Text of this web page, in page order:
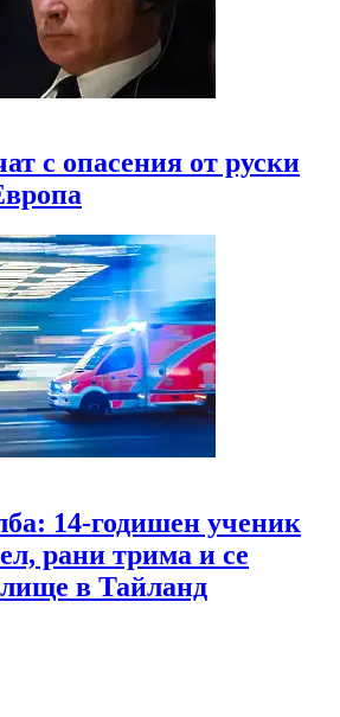
с опасения от руски
14-годишен ученик
рани трима и се
в Тайланд